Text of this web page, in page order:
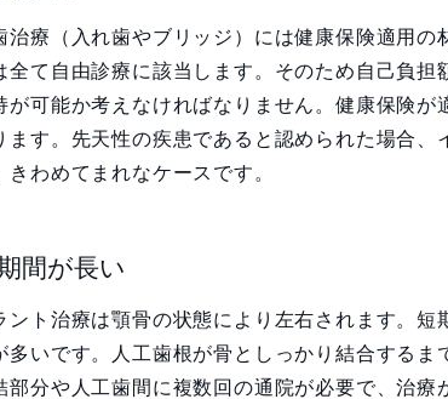
治療（入れ歯やブリッジ）には健康保険適用の
全て自由診療に該当します。そのため自己負
が可能か考えなければなりません。健康保険が
ます。先天性の疾患であると認められた場合、
きわめてまれなケースです。
間が長い
ント治療は顎骨の状態により左右されます。
多いです。人工歯根が骨としっかり結合する
部分や人工歯間に複数回の通院が必要で、治療